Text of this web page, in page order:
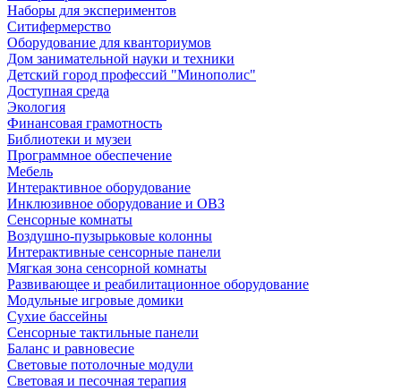
Наборы для экспериментов
Ситифермерство
Оборудование для кванториумов
Дом занимательной науки и техники
Детский город профессий "Минополис"
Доступная среда
Экология
Финансовая грамотность
Библиотеки и музеи
Программное обеспечение
Мебель
Интерактивное оборудование
Инклюзивное оборудование и ОВЗ
Cенсорные комнаты
Воздушно-пузырьковые колонны
Интерактивные сенсорные панели
Мягкая зона сенсорной комнаты
Развивающее и реабилитационное оборудование
Модульные игровые домики
Сухие бассейны
Сенсорные тактильные панели
Баланс и равновесие
Световые потолочные модули
Световая и песочная терапия